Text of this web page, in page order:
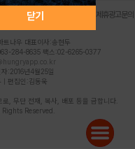
닫기
불법촬영물 신고센터 제휴광고문의
트나우 대표이사:송현두
284-8635 팩스:02-6265-0377
:2016년4월25일
| 편집인:김동욱
, 무단 전재, 복사, 배포 등을 금합니다.
Reserved.